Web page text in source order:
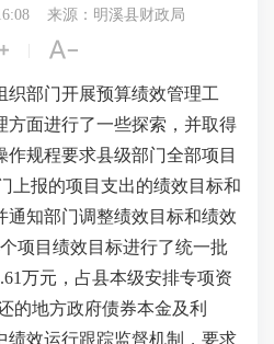
来源：明溪县财政局

织部门开展预算绩效管理工
方面进行了一些探索，并取得
规程要求县级部门全部项目
上报的项目支出的绩效目标和
通知部门调整绩效目标和绩效
项目绩效目标进行了统一批
万元，占县本级安排专项资
的地方政府债券本金及利
绩效运行跟踪监督机制，要求